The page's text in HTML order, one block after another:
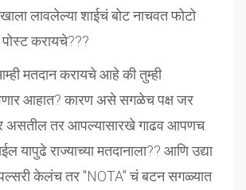
लावलेल्या शाईचं बोट नाचवत फोटो
करायचे???
मतदान करायचे आहे की तुम्ही
आहात? कारण असे सगळेच पक्ष जर
असतील तर आपल्यासारखे गाढव आपणच.
यापुढे राज्याच्या मतदानाला?? आणि उद्या
केलंच तर "NOTA" चं बटन सगळ्यात